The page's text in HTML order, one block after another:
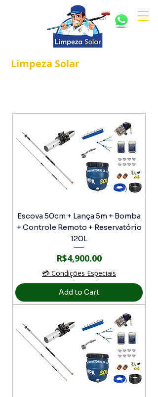
Limpeza Solar®
Escova 50cm + Lança 5m + Bomba
+ Controle Remoto + Reservatório
120L
Price
R$4,900.00
💳 Condições Especiais
Add to Cart